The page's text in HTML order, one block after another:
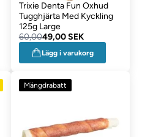
Trixie Denta Fun Oxhud
Tugghjärta Med Kyckling
125g Large
60,0049,00 SEK
Lägg i varukorg
Mängdrabatt